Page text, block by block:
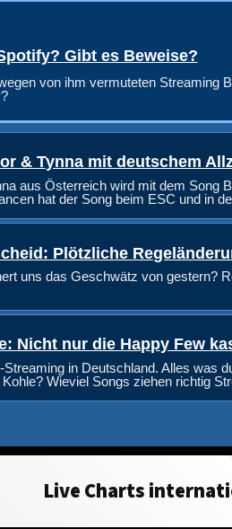
Gibt es Beweise?
von ihm vermuteten Streaming
& Tynna mit deutschem
aus Österreich wird mit dem Song
hat der Song beim ESC und in
Plötzliche
uns das Geschwätz von gestern?
Nicht nur die Happy Few
in Deutschland. Alles was
Wieviel Songs ziehen richtig
Live Charts